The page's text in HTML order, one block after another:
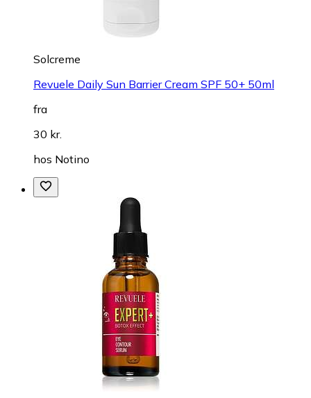
Solcreme
Revuele Daily Sun Barrier Cream SPF 50+ 50ml
fra
30 kr.
hos Notino